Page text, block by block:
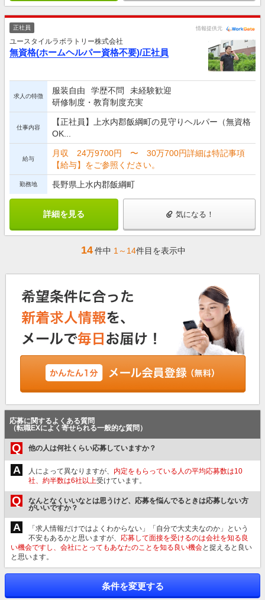
正社員 情報提供元
ユースタイルラボラトリー株式会社
無資格(ホームヘルパー資格不要)/正社員
求人の特徴
服装自由 学歴不問
未経験歓迎
研修制度・教育制度充実
仕事内容
【正社員】上水内郡飯綱町の見守りヘルパー（無資格
OK...
給与
月収 24万9700円 〜 30万700円詳細は特記事項
【給与】をご参照ください。
勤務地 長野県上水内郡飯綱町
詳細を見る 気になる！
14件中 1～14件目を表示中
応募に関するよくある質問
（転職EXによく寄せられる一般的な質問）
Q 他の人は何社くらい応募していますか？
A 人によって異なりますが、 内定をもらっている人の平均応募数は10
社、約半数は6社以上受けています。
Q
なんとなくいいなとは思うけど、応募を悩んでるときは応募しない方
がいいですか？
A
「求人情報だけではよくわからない」「自分で大丈夫なのか」という
不安もあるかと思いますが、 応募して面接を受けるのは会社を知る良
い機会ですし、会社にとってもあなたのことを知る良い機会と捉えると良い
と思います。
条件を変更する